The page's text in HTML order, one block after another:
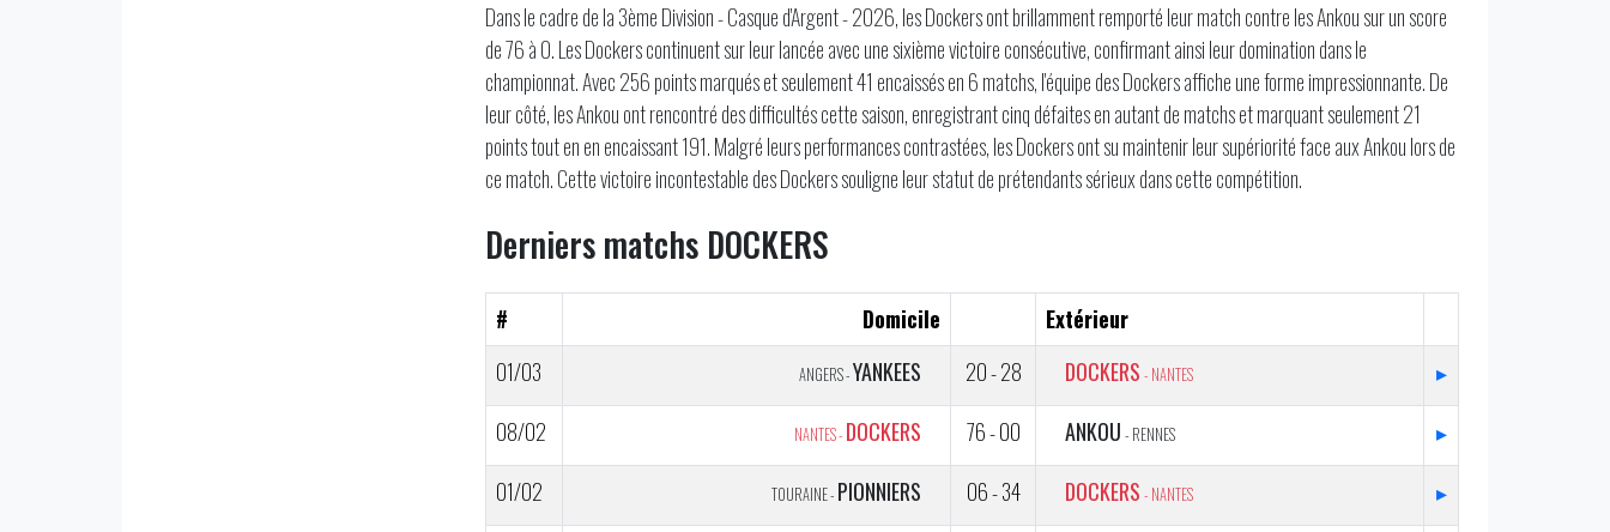
Dans le cadre de la 3ème Division - Casque d'Argent - 2026, les Dockers ont brillamment remporté leur match contre les Ankou sur un score
de 76 à 0. Les Dockers continuent sur leur lancée avec une sixième victoire consécutive, confirmant ainsi leur domination dans le
championnat. Avec 256 points marqués et seulement 41 encaissés en 6 matchs, l'équipe des Dockers affiche une forme impressionnante. De
leur côté, les Ankou ont rencontré des difficultés cette saison, enregistrant cinq défaites en autant de matchs et marquant seulement 21
points tout en en encaissant 191. Malgré leurs performances contrastées, les Dockers ont su maintenir leur supériorité face aux Ankou lors de
ce match. Cette victoire incontestable des Dockers souligne leur statut de prétendants sérieux dans cette compétition.
Derniers matchs DOCKERS
# Domicile
Extérieur
01/03
ANGERS -YANKEES 20 - 28 DOCKERS - NANTES
▸
08/02
NANTES - DOCKERS 76 - 00 ANKOU - RENNES
▸
01/02
TOURAINE - PIONNIERS 06 - 34 DOCKERS - NANTES
▸